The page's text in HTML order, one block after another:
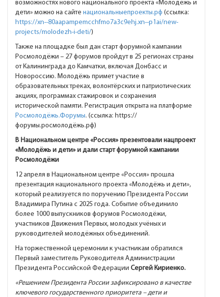
возможностях нового национального проекта «Молодёжь и
дети» можно на сайте национальныепроекты.рф (ссылка:
https://xn--80aapampemcchfmo7a3c9ehj.xn--p1ai/new-
projects/molodezh-i-deti/)
Также на площадке был дан старт форумной кампании
Росмолодёжи – 27 форумов пройдут в 25 регионах страны
от Калининграда до Камчатки, включая Донбасс и
Новороссию. Молодёжь примет участие в
образовательных треках, волонтёрских и патриотических
акциях, программах стажировок и сохранения
исторической памяти. Регистрация открыта на платформе
Росмолодёжь.Форумы. (ссылка: https://
форумы.росмолодёжь.рф)
В Национальном центре «Россия» презентовали нацпроект
«Молодёжь и дети» и дали старт форумной кампании
Росмолодёжи
12 апреля в Национальном центре «Россия» прошла
презентация национального проекта «Молодёжь и дети»,
который реализуется по поручению Президента России
Владимира Путина с 2025 года. Событие объединило
более 1000 выпускников форумов Росмолодёжи,
участников Движения Первых, молодых учёных и
руководителей молодёжных объединений.
На торжественной церемонии к участникам обратился
Первый заместитель Руководителя Администрации
Президента Российской Федерации Сергей Кириенко.
«Решением Президента России зафиксировано в качестве
ключевого государственного приоритета – дети и